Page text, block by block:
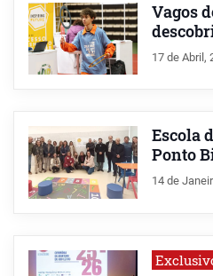
Vagos
17 de Abril,
Escola
Ponto
14 de